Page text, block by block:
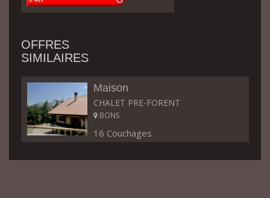
OFFRES
SIMILAIRES
Maison
CHALET PRE-FORENT
BONS
16 Couchages